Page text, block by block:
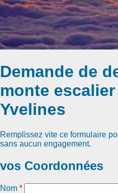
Demande de
monte
Yvelines
Remplissez vite ce formulaire
sans aucun engagement.
vos Coordonnées
Nom *